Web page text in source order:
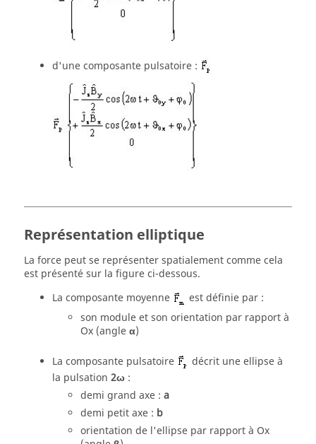
d'une composante pulsatoire :
Représentation elliptique
La force peut se représenter spatialement comme cela
est présenté sur la figure ci-dessous.
La composante moyenne
est définie par :
son module et son orientation par rapport à
Ox (angleα)
La composante pulsatoire
décrit une ellipse à
la pulsation 2ω :
demi grand axe : a
demi petit axe : b
orientation de l'ellipse par rapport à Ox